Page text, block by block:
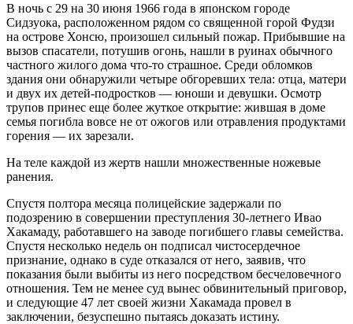
В ночь с 29 на 30 июня 1966 года в японском городе
Сидзуока, расположенном рядом со священной горой Фудзи
на острове Хонсю, произошел сильный пожар. Прибывшие на
вызов спасатели, потушив огонь, нашли в руинах обычного
частного жилого дома что-то страшное. Среди обломков
здания они обнаружили четыре обгоревших тела: отца, матери
и двух их детей-подростков — юноши и девушки. Осмотр
трупов принес еще более жуткое открытие: жившая в доме
семья погибла вовсе не от ожогов или отравления продуктами
горения — их зарезали.
На теле каждой из жертв нашли множественные ножевые
ранения.
Спустя полтора месяца полицейские задержали по
подозрению в совершении преступления 30-летнего Ивао
Хакамаду, работавшего на заводе погибшего главы семейства.
Спустя несколько недель он подписал чистосердечное
признание, однако в суде отказался от него, заявив, что
показания были выбиты из него посредством бесчеловечного
отношения. Тем не менее суд вынес обвинительный приговор,
и следующие 47 лет своей жизни Хакамада провел в
заключении, безуспешно пытаясь доказать истину.